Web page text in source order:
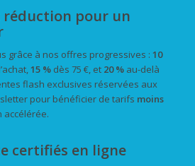
pour un
grâce à nos offres progressives : 10
15 %dès 75 €, et 20 %au-delà
flash exclusives réservées aux
pour bénéficier de tarifs moins
accélérée.
certifiés en ligne